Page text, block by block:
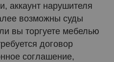
аккаунт нарушителя
возможны суды
вы торгуете мебелью
договор
соглашение,